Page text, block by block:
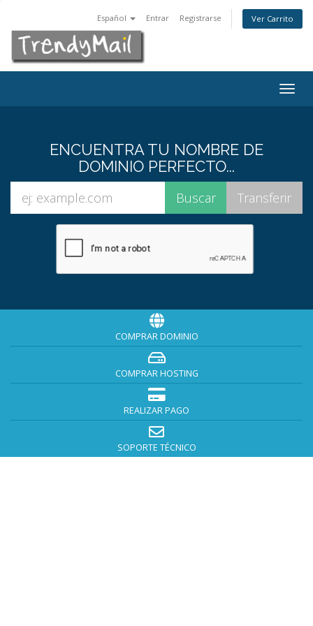
Español Entrar Registrarse Ver Carrito
ENCUENTRA TU NOMBRE DE
DOMINIO PERFECTO...
COMPRAR DOMINIO
COMPRAR HOSTING
REALIZAR PAGO
SOPORTE TÉCNICO